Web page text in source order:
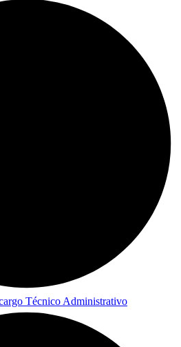
Técnico Administrativo